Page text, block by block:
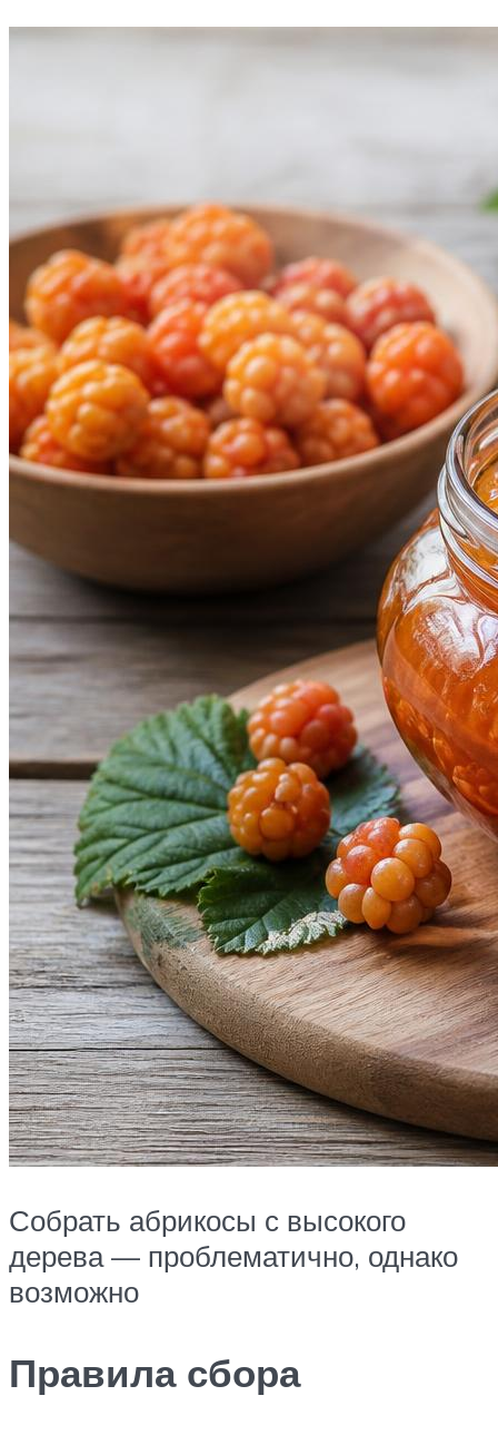
Собрать абрикосы с высокого
дерева — проблематично, однако
возможно
Правила сбора